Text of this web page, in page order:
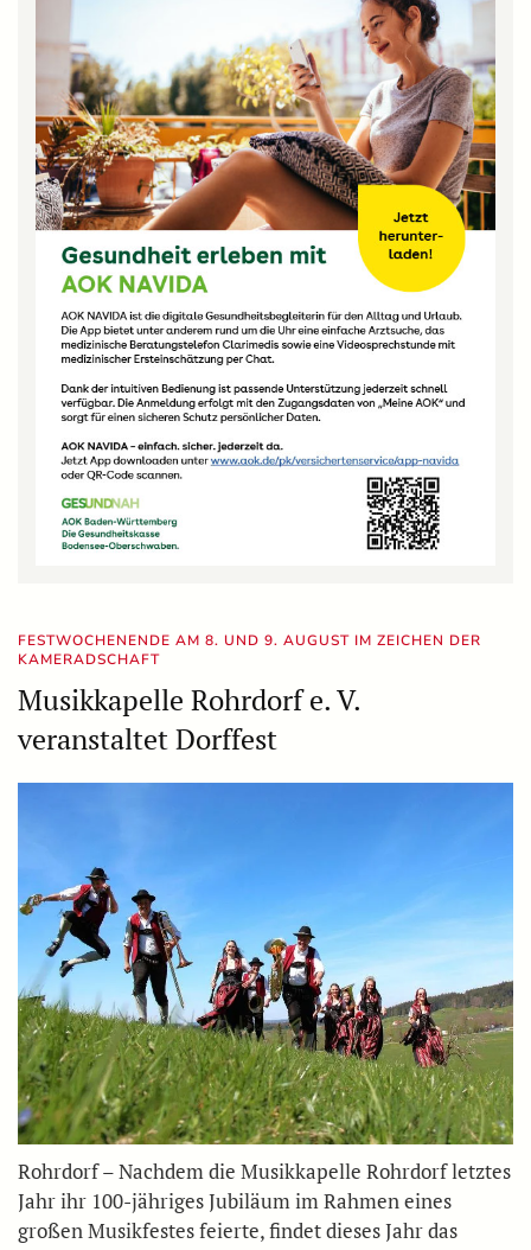
FESTWOCHENENDE AM 8. UND 9. AUGUST IM ZEICHEN DER
KAMERADSCHAFT
Musikkapelle Rohrdorf e. V.
veranstaltet Dorffest
Rohrdorf – Nachdem die Musikkapelle Rohrdorf letztes
Jahr ihr 100-jähriges Jubiläum im Rahmen eines
großen Musikfestes feierte, findet dieses Jahr das